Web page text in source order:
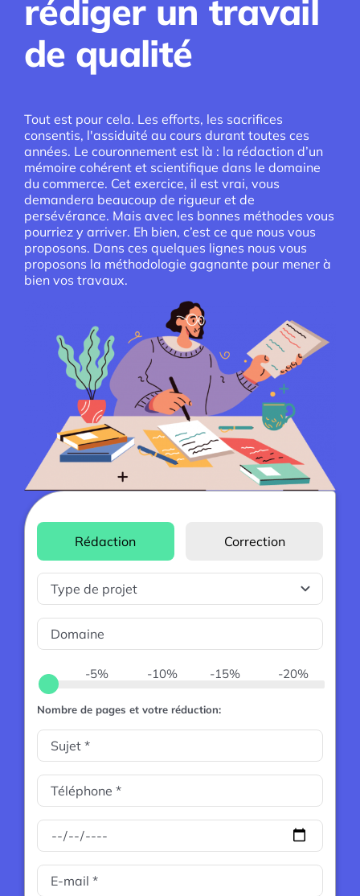
rédiger un travail
de qualité
Tout est pour cela. Les efforts, les sacrifices
consentis, l'assiduité au cours durant toutes ces
années. Le couronnement est là : la rédaction d’un
mémoire cohérent et scientifique dans le domaine
du commerce. Cet exercice, il est vrai, vous
demandera beaucoup de rigueur et de
persévérance. Mais avec les bonnes méthodes vous
pourriez y arriver. Eh bien, c’est ce que nous vous
proposons. Dans ces quelques lignes nous vous
proposons la méthodologie gagnante pour mener à
bien vos travaux.
Rédaction Correction
-5% -10% -15% -20%
Nombre de pages et votre réduction: